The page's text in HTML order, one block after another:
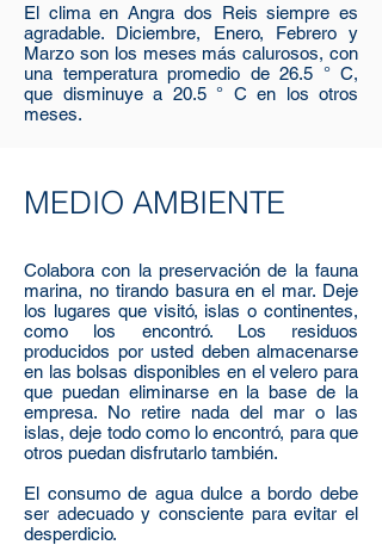
El clima en Angra dos Reis siempre es
agradable. Diciembre, Enero, Febrero y
Marzo son los meses más calurosos, con
una temperatura promedio de 26.5 ° C,
que disminuye a 20.5 ° C en los otros
meses.
MEDIO AMBIENTE
Colabora con la preservación de la fauna
marina, no tirando basura en el mar. Deje
los lugares que visitó, islas o continentes,
como los encontró. Los residuos
producidos por usted deben almacenarse
en las bolsas disponibles en el velero para
que puedan eliminarse en la base de la
empresa. No retire nada del mar o las
islas, deje todo como lo encontró, para que
otros puedan disfrutarlo también.
El consumo de agua dulce a bordo debe
ser adecuado y consciente para evitar el
desperdicio.